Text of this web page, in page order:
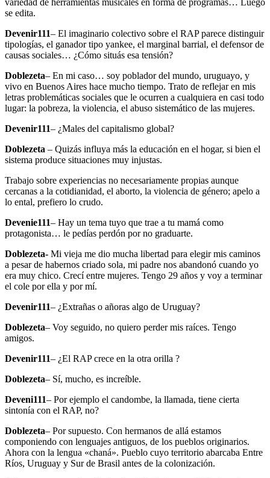
variedad de herramientas musicales en forma de programas… Luego
se edita.
Devenir111– El imaginario colectivo sobre el RAP parece distinguir
tipologías, el ganador tipo yankee, el marginal barrial, el defensor de
causas sociales… ¿Cómo situás esa tensión?
Doblezeta– En mi caso… soy poblador del mundo, uruguayo, y
vivo en Buenos Aires hace mucho tiempo. Trato de reflejar en mis
letras problemáticas sociales que le ocurren a cualquiera en casi todo
lugar: la pobreza, la violencia, el abuso sistemático de las mujeres.
Devenir111– ¿Males del capitalismo global?
Doblezeta – Quizás influya más la educación en el hogar, si bien el
sistema produce situaciones muy injustas.
Trabajo sobre experiencias no necesariamente propias aunque
cercanas a la cotidianidad, el aborto, la violencia de género; apelo a
lo ental, prefiero lo crudo.
Devenie111– Hay un tema tuyo que trae a tu mamá como
protagonista… le pedías perdón por no graduarte.
Doblezeta- Mi vieja me dio mucha libertad para elegir mis caminos
a pesar de habernos criado sola, mi padre nos abandonó cuando yo
era muy chico. Crecí entre mujeres. Tengo 29 años y voy a terminar
el cole por ella y por mí.
Devenir111– ¿Extrañas o añoras algo de Uruguay?
Doblezeta– Voy seguido, no quiero perder mis raíces. Tengo
amigos.
Devenir111– ¿El RAP crece en la otra orilla ?
Doblezeta– Sí, mucho, es increíble.
Deveni111– Por ejemplo el candombe, la llamada, tiene cierta
sintonía con el RAP, no?
Doblezeta– Por supuesto. Con hermanos de allá estamos
componiendo con lenguajes antiguos, de los pueblos originarios.
Ahora con la lengua «chaná». Pueblo cuyo territorio abarcaba Entre
Ríos, Uruguay y Sur de Brasil antes de la colonización.